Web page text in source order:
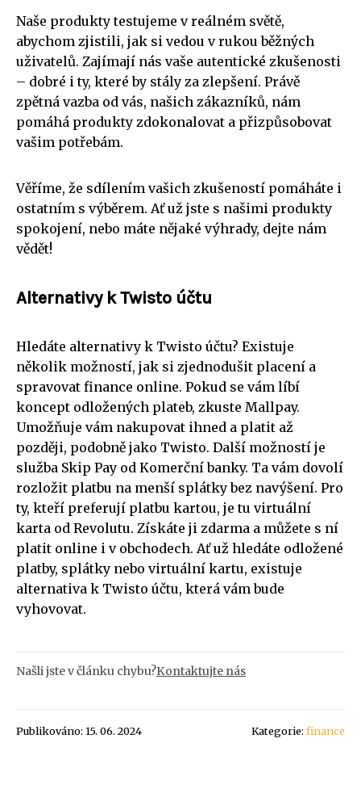
Naše produkty testujeme v reálném světě,
abychom zjistili, jak si vedou v rukou běžných
uživatelů. Zajímají nás vaše autentické zkušenosti
– dobré i ty, které by stály za zlepšení. Právě
zpětná vazba od vás, našich zákazníků, nám
pomáhá produkty zdokonalovat a přizpůsobovat
vašim potřebám.
Věříme, že sdílením vašich zkušeností pomáháte i
ostatním s výběrem. Ať už jste s našimi produkty
spokojení, nebo máte nějaké výhrady, dejte nám
vědět!
Alternativy k Twisto účtu
Hledáte alternativy k Twisto účtu? Existuje
několik možností, jak si zjednodušit placení a
spravovat finance online. Pokud se vám líbí
koncept odložených plateb, zkuste Mallpay.
Umožňuje vám nakupovat ihned a platit až
později, podobně jako Twisto. Další možností je
služba Skip Pay od Komerční banky. Ta vám dovolí
rozložit platbu na menší splátky bez navýšení. Pro
ty, kteří preferují platbu kartou, je tu virtuální
karta od Revolutu. Získáte ji zdarma a můžete s ní
platit online i v obchodech. Ať už hledáte odložené
platby, splátky nebo virtuální kartu, existuje
alternativa k Twisto účtu, která vám bude
vyhovovat.
Našli jste v článku chybu?Kontaktujte nás
Publikováno: 15. 06. 2024 Kategorie: finance